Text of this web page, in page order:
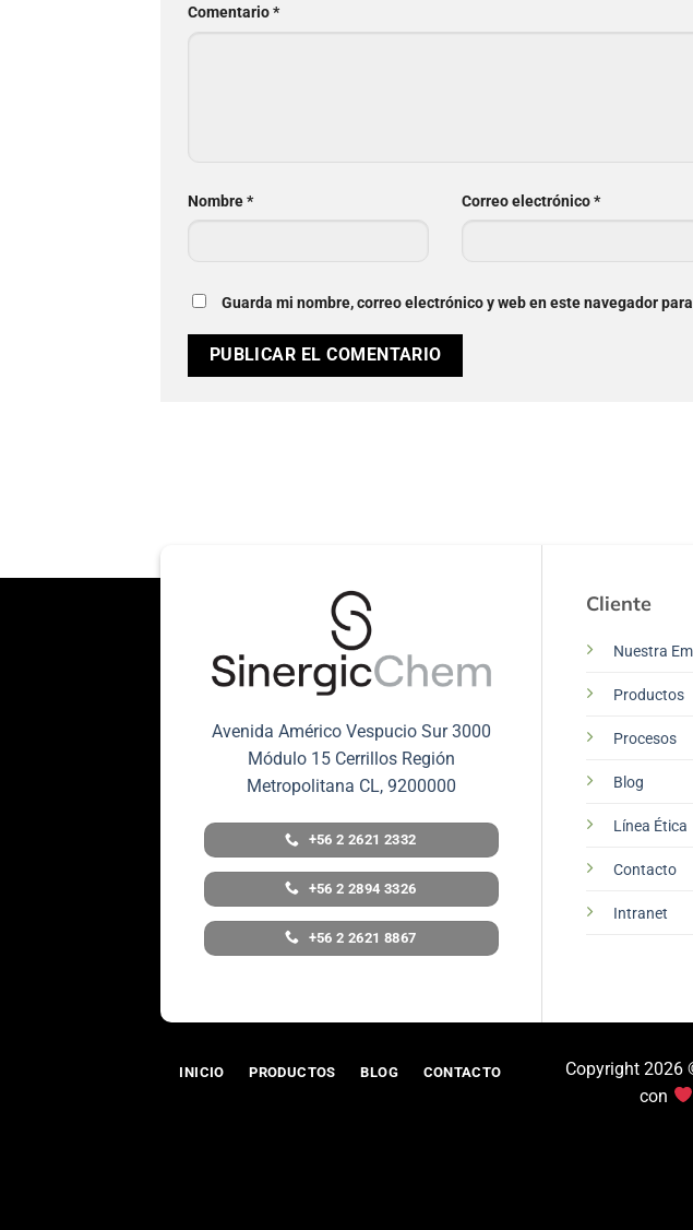
Comentario*
Nombre* Correo electrónico*
Guarda mi nombre, correo electrónico y web en este navegador
Avenida Américo Vespucio Sur 3000
Módulo 15 Cerrillos Región
Metropolitana CL, 9200000
+56 2 2621 2332
+56 2 2894 3326
+56 2 2621 8867
Cliente
Nuestra
Productos
Procesos
Blog
Línea Ética
Contacto
Intranet
INICIO PRODUCTOS BLOG CONTACTO Copyright 2026
con